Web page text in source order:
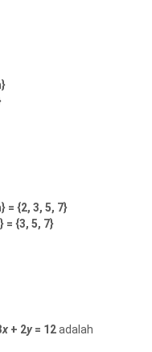
= {2, 3, 5, 7}
= {3, 5, 7}
x + 2y= 12adalah